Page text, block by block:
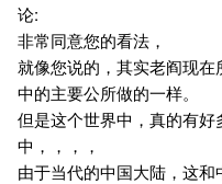
论:
非常同意您的看法，
就像您说的，其实老阎现
中的主要公所做的一样。
但是这个世界中，真的有
中，，，，
由于当代的中国大陆，这和